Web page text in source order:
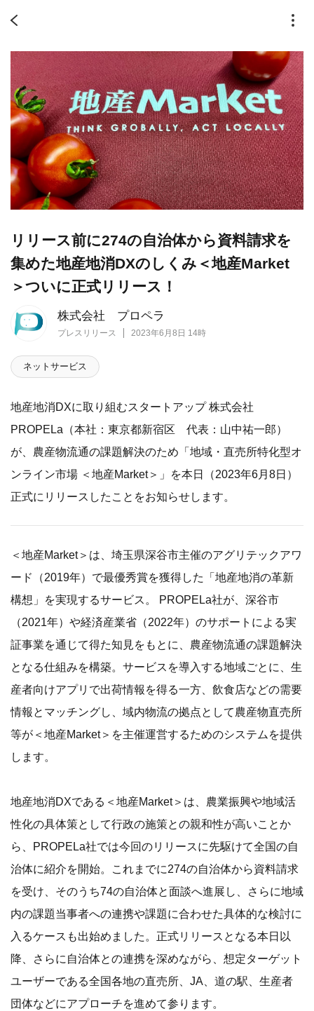
株式会社 プロペラ
プレスリリース 2023年6月8日 14時
リリース前に274の自治体から資料請求を
集めた地産地消DXのしくみ＜地産Market
＞ついに正式リリース！
ネットサービス
地産地消DXに取り組むスタートアップ 株式会社
PROPELa（本社：東京都新宿区 代表：山中祐一郎）
が、農産物流通の課題解決のため「地域・直売所特化型オ
ンライン市場 ＜地産Market＞」を本日（2023年6月8日）
正式にリリースしたことをお知らせします。
＜地産Market＞は、埼玉県深谷市主催のアグリテックアワ
ード（2019年）で最優秀賞を獲得した「地産地消の革新
構想」を実現するサービス。 PROPELa社が、深谷市
（2021年）や経済産業省（2022年）のサポートによる実
証事業を通じて得た知見をもとに、農産物流通の課題解決
となる仕組みを構築。サービスを導入する地域ごとに、生
産者向けアプリで出荷情報を得る一方、飲食店などの需要
情報とマッチングし、域内物流の拠点として農産物直売所
等が＜地産Market＞を主催運営するためのシステムを提供
します。
地産地消DXである＜地産Market＞は、農業振興や地域活
性化の具体策として行政の施策との親和性が高いことか
ら、PROPELa社では今回のリリースに先駆けて全国の自
治体に紹介を開始。これまでに274の自治体から資料請求
を受け、そのうち74の自治体と面談へ進展し、さらに地域
内の課題当事者への連携や課題に合わせた具体的な検討に
入るケースも出始めました。正式リリースとなる本日以
降、さらに自治体との連携を深めながら、想定ターゲット
ユーザーである全国各地の直売所、JA、道の駅、生産者
団体などにアプローチを進めて参ります。